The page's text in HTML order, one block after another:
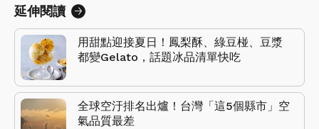
延伸閱讀
用甜點迎接夏日！鳳梨酥、綠豆椪、豆漿
都變Gelato，話題冰品清單快吃
全球空汙排名出爐！台灣「這5個縣市」空
氣品質最差